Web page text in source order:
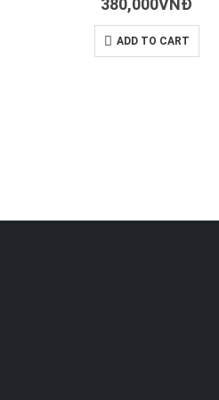
380,000VNĐ
ADD TO CART